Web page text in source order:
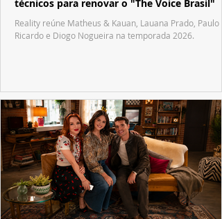
técnicos para renovar o "The Voice Brasil"
Reality reúne Matheus & Kauan, Lauana Prado, Paulo
Ricardo e Diogo Nogueira na temporada 2026.